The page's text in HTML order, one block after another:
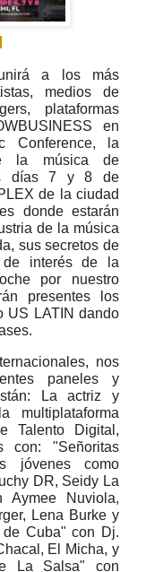
a los más
medios de
plataformas
en
Conference, la
la música de
días 7 y 8 de
de la ciudad
donde estarán
de la música
sus secretos de
interés de la
por nuestro
presentes los
US LATIN dando
nos
paneles y
La actriz y
multiplataforma
Talento Digital,
con: "Señoritas
jóvenes como
DR, Seidy La
Aymee Nuviola,
Lena Burke y
de Cuba" con Dj.
El Micha, y
La Salsa" con